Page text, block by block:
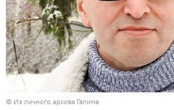
© Из личного архива Галима